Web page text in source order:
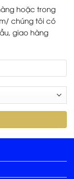
hoặc trong
chúng tôi có
giao hàng